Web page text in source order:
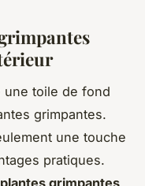
une toile de fond
grimpantes.
une touche
pratiques.
grimpantes